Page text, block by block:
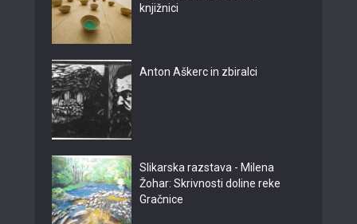
knjižnici
Anton Aškerc in zbiralci
Slikarska razstava - Milena
Žohar: Skrivnosti doline reke
Gračnice